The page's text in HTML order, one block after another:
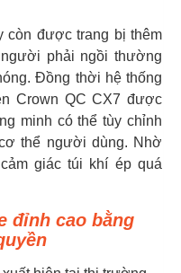
còn được trang bị thêm
phải ngồi thường
Đồng thời hệ thống
Crown QC CX7 được
minh có thể tùy chỉnh
thể người dùng. Nhờ
giác túi khí ép quá
đỉnh cao bằng